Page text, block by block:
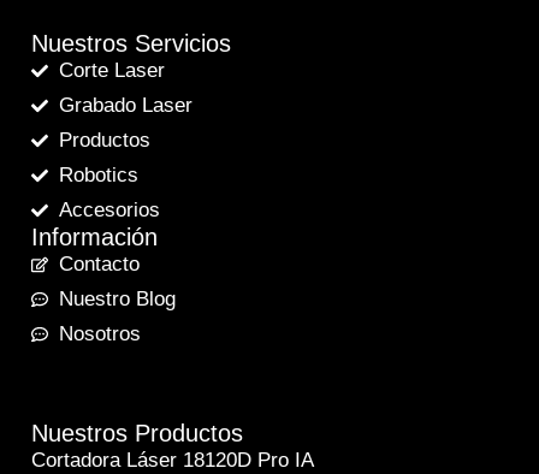
Nuestros Servicios
Corte Laser
Grabado Laser
Productos
Robotics
Accesorios
Información
Contacto
Nuestro Blog
Nosotros
Nuestros Productos
Cortadora Láser 18120D Pro IA